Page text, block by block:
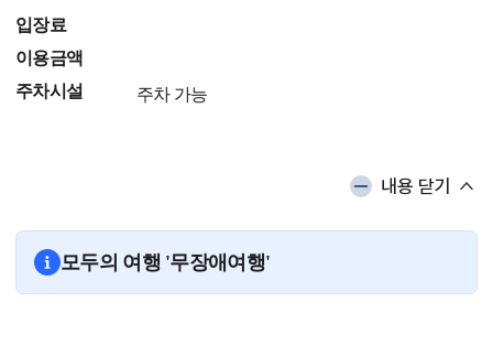
입장료
이용금액
주차시설
주차 가능
내용 닫기
모두의 여행 '무장애여행'